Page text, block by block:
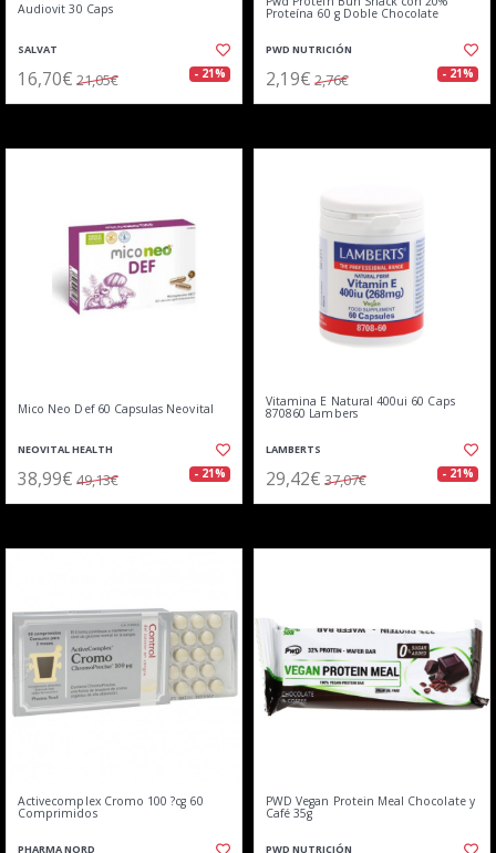
Audiovit 30 Caps
SALVAT
16,70€ 21,05€ - 21%
Proteína 60 g Doble Chocolate
PWD NUTRICIÓN
2,19€ 2,76€ - 21%
Mico Neo Def 60 Capsulas Neovital
NEOVITAL HEALTH
38,99€ 49,13€ - 21%
Vitamina E Natural 400ui 60 Caps
870860 Lambers
LAMBERTS
29,42€ 37,07€ - 21%
Activecomplex Cromo 100 ?cg 60
Comprimidos
PHARMA NORD
PWD Vegan Protein Meal Chocolate y
Café 35g
PWD NUTRICIÓN